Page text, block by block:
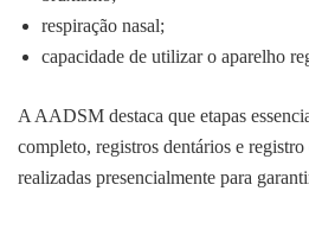
respiração nasal;
capacidade de utilizar o aparelho
A AADSM destaca que etapas
completo, registros dentários e
realizadas presencialmente para